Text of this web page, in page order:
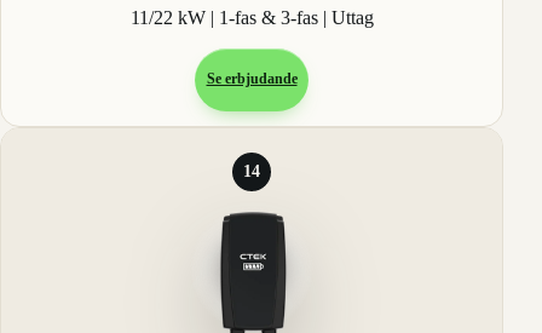
11/22 kW | 1-fas & 3-fas | Uttag
Se erbjudande
14